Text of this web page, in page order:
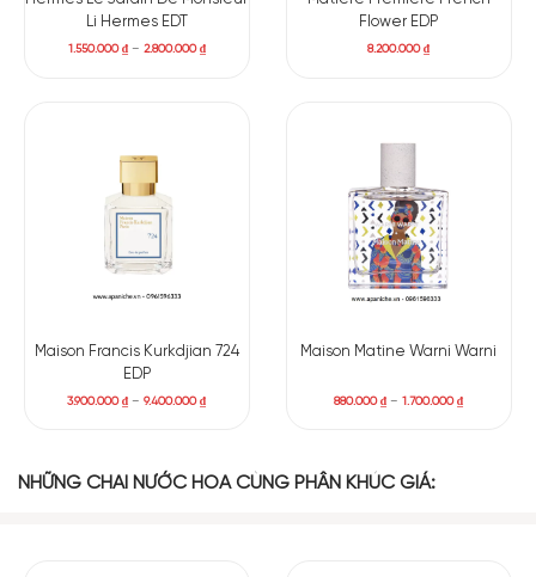
Li Hermes EDT
1.550.000₫– 2.800.000₫
Flower EDP
8.200.000₫
Maison Francis Kurkdjian 724
EDP
3.900.000₫ –9.400.000₫
Maison Matine Warni Warni
880.000₫ –1.700.000₫
NHỮNG CHAI NƯỚC HOA CÙNG PHÂN KHÚC GIÁ: